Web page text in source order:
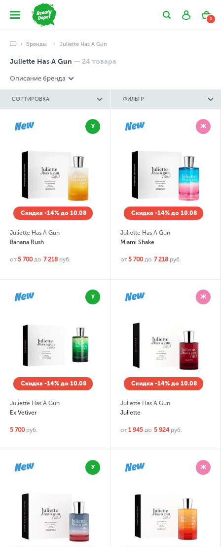
0
Бренды Juliette Has A Gun
Juliette Has A Gun — 24 товара
Описание бренда
СОРТИРОВКА ФИЛЬТР
У
Скидка -14% до 10.08
Juliette Has A Gun
Banana Rush
от5 700 до 7 218 руб.
Ж
Скидка -14% до 10.08
Juliette Has A Gun
Miami Shake
от5 700 до 7 218 руб.
У
Скидка -14% до 10.08
Juliette Has A Gun
Ex Vetiver
5 700 руб.
Ж
Скидка -14% до 10.08
Juliette Has A Gun
Juliette
от1 945 до 5 924 руб.
У Ж